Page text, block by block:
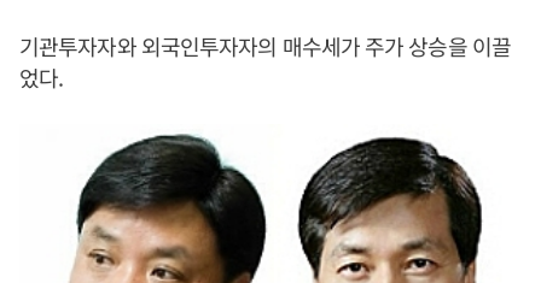
기관투자자와 외국인투자자의 매수세가 주가 상승을 이끌
었다.